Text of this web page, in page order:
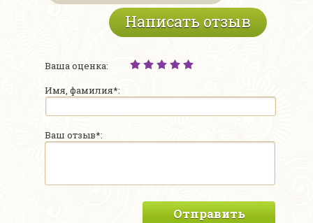
Написать отзыв
Ваша оценка:
Имя, фамилия*:
Ваш отзыв*:
Отправить